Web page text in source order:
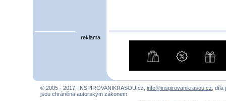
reklama
© 2005 - 2017, INSPIROVANIKRASOU.cz, info@inspirovanikrasou.cz ,
jsou chráněna autorským zákonem.